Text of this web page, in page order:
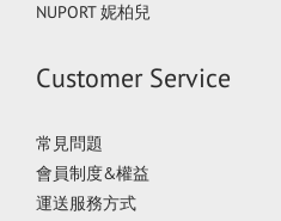
NUPORT 妮柏兒
Customer Service
常見問題
會員制度&權益
運送服務方式